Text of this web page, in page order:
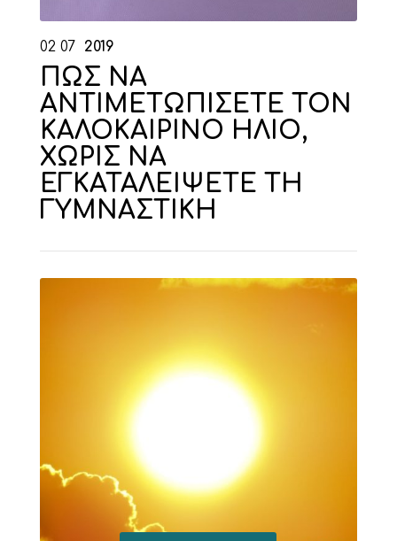
02 07 2019
ΠΩΣ ΝΑ
ΑΝΤΙΜΕΤΩΠΙΣΕΤΕ ΤΟΝ
ΚΑΛΟΚΑΙΡΙΝΟ ΗΛΙΟ,
ΧΩΡΙΣ ΝΑ
ΕΓΚΑΤΑΛΕΙΨΕΤΕ ΤΗ
ΓΥΜΝΑΣΤΙΚΗ